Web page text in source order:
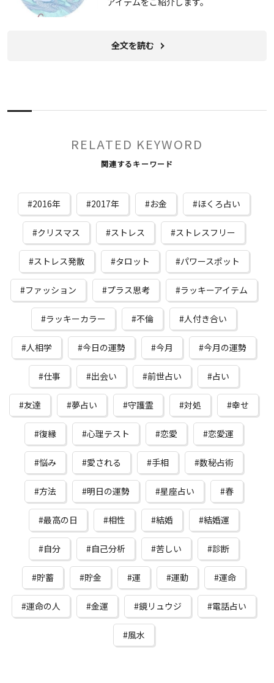
全文を読む
RELATED KEYWORD
関連するキーワード
2016年 2017年 お金 ほくろ占い
クリスマス ストレス ストレスフリー
ストレス発散 タロット パワースポット
ファッション プラス思考 ラッキーアイテム
ラッキーカラー 不倫 人付き合い
人相学 今日の運勢 今月 今月の運勢
仕事 出会い 前世占い 占い
友達 夢占い 守護霊 対処 幸せ
復縁 心理テスト 恋愛 恋愛運
悩み 愛される 手相 数秘占術
方法 明日の運勢 星座占い 春
最高の日 相性 結婚 結婚運
自分 自己分析 苦しい 診断
貯蓄 貯金 運 運動 運命
運命の人 金運 鏡リュウジ 電話占い
風水